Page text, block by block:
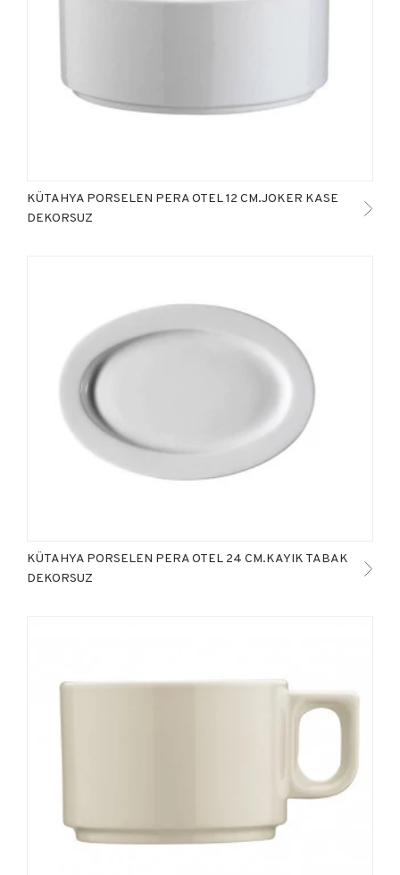
KÜTAHYA PORSELEN PERA OTEL 12 CM.JOKER KASE
DEKORSUZ
KÜTAHYA PORSELEN PERA OTEL 24 CM.KAYIK TABAK
DEKORSUZ